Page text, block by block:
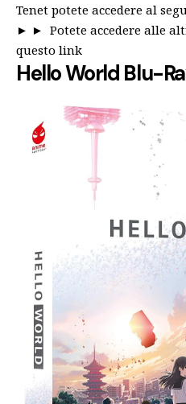
Tenet potete accedere al
► ► Potete accedere alle
questo link
Hello World Blu-